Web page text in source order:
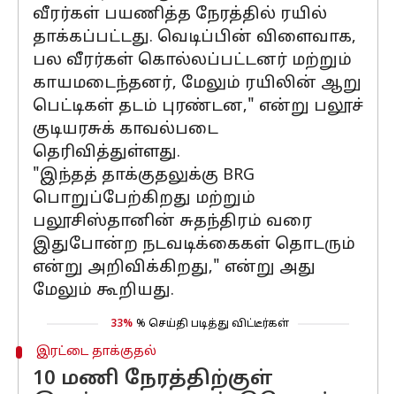
வீரர்கள் பயணித்த நேரத்தில் ரயில்
தாக்கப்பட்டது. வெடிப்பின் விளைவாக,
பல வீரர்கள் கொல்லப்பட்டனர் மற்றும்
காயமடைந்தனர், மேலும் ரயிலின் ஆறு
பெட்டிகள் தடம் புரண்டன," என்று பலூச்
குடியரசுக் காவல்படை
தெரிவித்துள்ளது.
"இந்தத் தாக்குதலுக்கு BRG
பொறுப்பேற்கிறது மற்றும்
பலூசிஸ்தானின் சுதந்திரம் வரை
இதுபோன்ற நடவடிக்கைகள் தொடரும்
என்று அறிவிக்கிறது," என்று அது
மேலும் கூறியது.
33% % செய்தி படித்து விட்டீர்கள்
இரட்டை தாக்குதல்
10 மணி நேரத்திற்குள்